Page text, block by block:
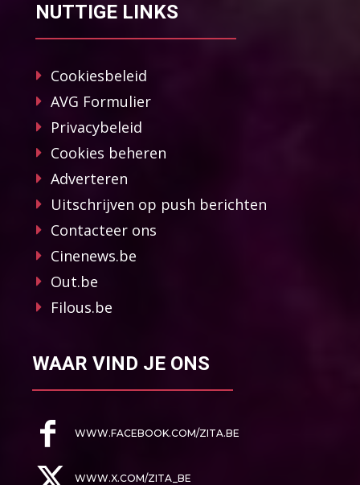
NUTTIGE LINKS
Cookiesbeleid
AVG Formulier
Privacybeleid
Cookies beheren
Adverteren
Uitschrijven op push berichten
Contacteer ons
Cinenews.be
Out.be
Filous.be
WAAR VIND JE ONS
WWW.FACEBOOK.COM/ZITA.BE
WWW.X.COM/ZITA_BE